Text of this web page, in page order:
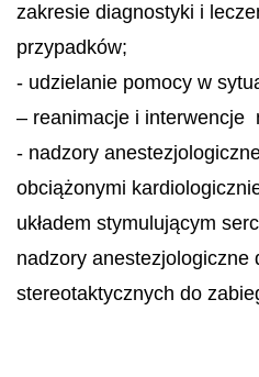
zakresie diagnostyki i
przypadków;
- udzielanie pomocy w
– reanimacje i interwencje
- nadzory
obciążonymi
układem stymulującym
nadzory anestezjologiczne
stereotaktycznych do